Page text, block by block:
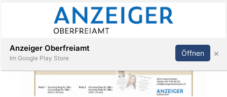
Abonnieren Anmelden
Anzeiger Oberfreiamt
Im Google Play Store
Öffnen ×